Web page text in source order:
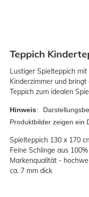
Teppich
Lustiger Spielteppich
Kinderzimmer und
Teppich zum idealen
Hinweis:
Produktbilder zeigen ein
Spielteppich 130 x 170
Feine Schlinge aus
Markenqualität -
ca. 7 mm dick